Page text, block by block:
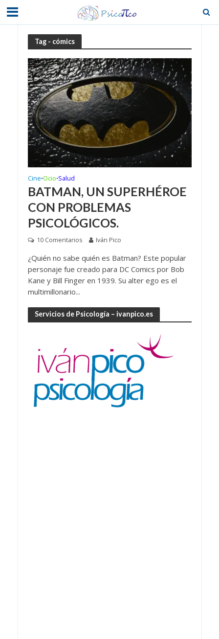
Tag - cómics
Cine•Ocio•Salud
BATMAN, UN SUPERHÉROE
CON PROBLEMAS
PSICOLÓGICOS.
10 Comentarios Iván Pico
¿Quién no sabe quién es Batman? Este popular
personaje fue creado para DC Comics por Bob
Kane y Bill Finger en 1939. Su alter ego es el
multimillonario...
Servicios de Psicología – ivanpico.es